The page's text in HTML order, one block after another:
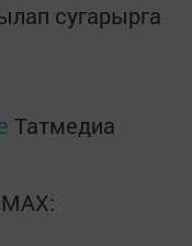
сугарырга
Татмедиа